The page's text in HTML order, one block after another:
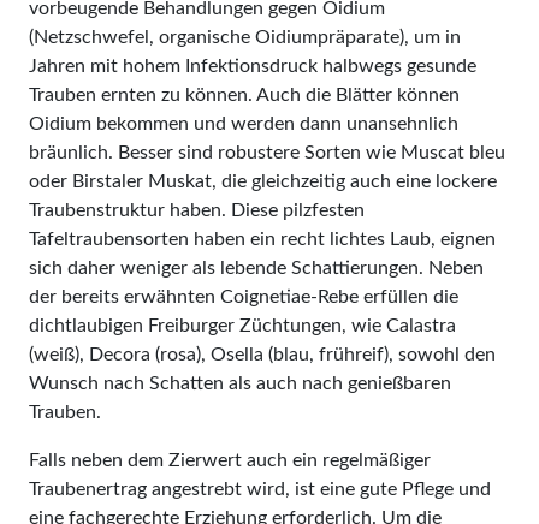
vorbeugende Behandlungen gegen Oidium
(Netzschwefel, organische Oidiumpräparate), um in
Jahren mit hohem Infektionsdruck halbwegs gesunde
Trauben ernten zu können. Auch die Blätter können
Oidium bekommen und werden dann unansehnlich
bräunlich. Besser sind robustere Sorten wie Muscat bleu
oder Birstaler Muskat, die gleichzeitig auch eine lockere
Traubenstruktur haben. Diese pilzfesten
Tafeltraubensorten haben ein recht lichtes Laub, eignen
sich daher weniger als lebende Schattierungen. Neben
der bereits erwähnten Coignetiae-Rebe erfüllen die
dichtlaubigen Freiburger Züchtungen, wie Calastra
(weiß), Decora (rosa), Osella (blau, frühreif), sowohl den
Wunsch nach Schatten als auch nach genießbaren
Trauben.
Falls neben dem Zierwert auch ein regelmäßiger
Traubenertrag angestrebt wird, ist eine gute Pflege und
eine fachgerechte Erziehung erforderlich. Um die